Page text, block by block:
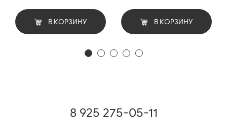
В КОРЗИНУ В КОРЗИНУ
8 925 275-05-11